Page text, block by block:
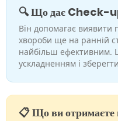
🔍Що дає Check-
Він допомагає виявити
хвороби ще на ранній
найбільш ефективним.
ускладненням і
📋Що ви отримаєте